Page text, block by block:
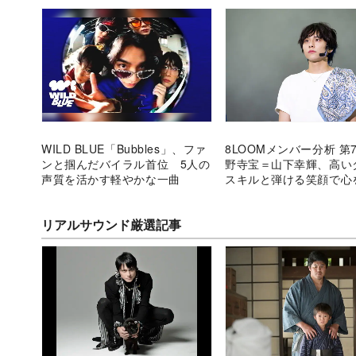
WILD BLUE「Bubbles」、ファ
ンと掴んだバイラル首位 5人の
声質を活かす軽やかな一曲
8LOOMメンバー分析 第
野寺宝＝山下幸輝、高い
スキルと弾ける笑顔で心
リアルサウンド厳選記事